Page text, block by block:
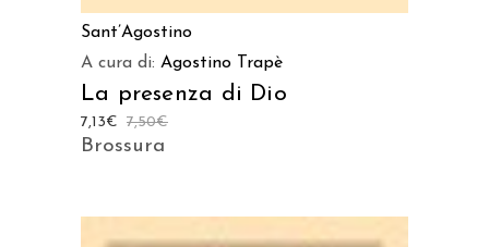
Sant’Agostino
A cura di: Agostino Trapè
La presenza di Dio
7,50€
7,13€
Brossura